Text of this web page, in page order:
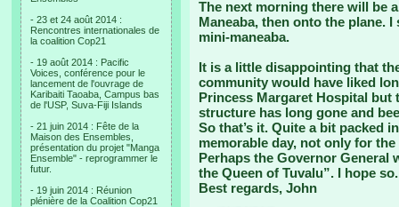
- 23 et 24 août 2014 :
Rencontres internationales de
la coalition Cop21
- 19 août 2014 : Pacific
Voices, conférence pour le
lancement de l'ouvrage de
Karibaiti Taoaba, Campus bas
de l'USP, Suva-Fiji Islands
- 21 juin 2014 : Fête de la
Maison des Ensembles,
présentation du projet "Manga
Ensemble" - reprogrammer le
futur.
- 19 juin 2014 : Réunion
plénière de la Coalition Cop21
The next morning there will be
Maneaba, then onto the plane.
mini-maneaba.
It is a little disappointing that
community would have liked
Princess Margaret Hospital but
structure has long gone and
So that’s it. Quite a bit packed
memorable day, not only for
Perhaps the Governor General
the Queen of Tuvalu”. I hope so.
Best regards, John